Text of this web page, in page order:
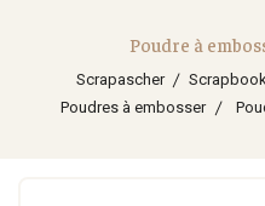
Poudre à
Scrapascher
Poudres à embosser